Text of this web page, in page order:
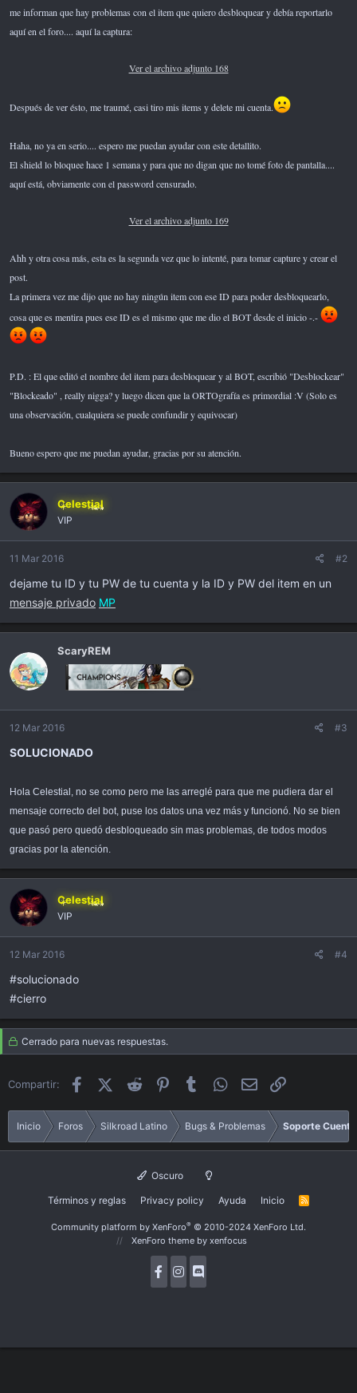
me informan que hay problemas con el item que quiero desbloquear y debía reportarlo
aquí en el foro.... aquí la captura:
Ver el archivo adjunto 168
Después de ver ésto, me traumé, casi tiro mis items y delete mi cuenta.
Haha, no ya en serio.... espero me puedan ayudar con este detallito.
El shield lo bloquee hace 1 semana y para que no digan que no tomé foto de pantalla....
aquí está, obviamente con el password censurado.
Ver el archivo adjunto 169
Ahh y otra cosa más, esta es la segunda vez que lo intenté, para tomar capture y crear el
post.
La primera vez me dijo que no hay ningún item con ese ID para poder desbloquearlo,
cosa que es mentira pues ese ID es el mismo que me dio el BOT desde el inicio -.-
P.D. : El que editó el nombre del item para desbloquear y al BOT, escribió "Desblockear"
"Blockeado" , really nigga? y luego dicen que la ORTOgrafía es primordial :V (Solo es
una observación, cualquiera se puede confundir y equivocar)
Bueno espero que me puedan ayudar, gracias por su atención.
Celestial
VIP
11 Mar 2016 #2
dejame tu ID y tu PW de tu cuenta y la ID y PW del item en un
mensaje privado MP
ScaryREM
12 Mar 2016 #3
SOLUCIONADO
Hola Celestial, no se como pero me las arreglé para que me pudiera dar el
mensaje correcto del bot, puse los datos una vez más y funcionó. No se bien
que pasó pero quedó desbloqueado sin mas problemas, de todos modos
gracias por la atención.
Celestial
VIP
12 Mar 2016 #4
#solucionado
#cierro
Cerrado para nuevas respuestas.
Compartir: FacebookX (Twitter)
Reddit PinterestTumblr WhatsApp
Email
Inicio Foros Silkroad Latino Bugs & Problemas Soporte
Oscuro
Términos y reglas Privacy policy Ayuda Inicio
R
Community platform by XenForo® © 2010-2024 XenForo Ltd.
XenForo theme by xenfocus